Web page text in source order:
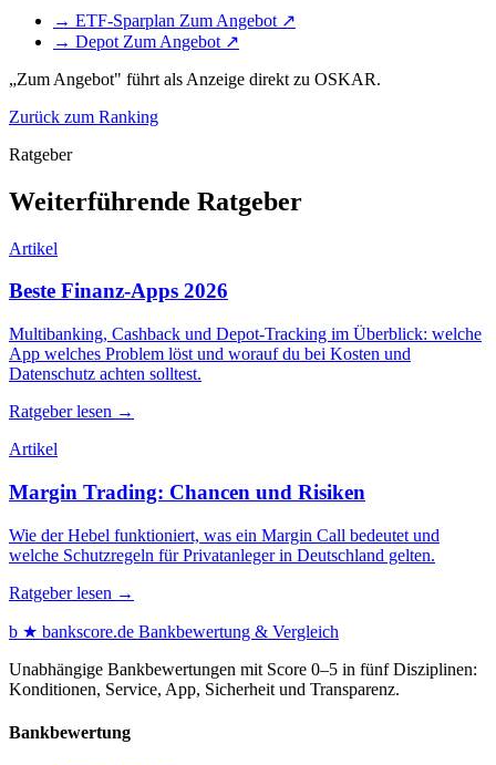
→ ETF-Sparplan Zum Angebot ↗
→ Depot Zum Angebot ↗
„Zum Angebot" führt als Anzeige direkt zu OSKAR.
Zurück zum Ranking
Ratgeber
Weiterführende Ratgeber
Artikel
Beste Finanz-Apps 2026
Multibanking, Cashback und Depot-Tracking im Überblick: welche
App welches Problem löst und worauf du bei Kosten und
Datenschutz achten solltest.
Ratgeber lesen →
Artikel
Margin Trading: Chancen und Risiken
Wie der Hebel funktioniert, was ein Margin Call bedeutet und
welche Schutzregeln für Privatanleger in Deutschland gelten.
Ratgeber lesen →
b ★ bankscore.de Bankbewertung & Vergleich
Unabhängige Bankbewertungen mit Score 0–5 in fünf Disziplinen:
Konditionen, Service, App, Sicherheit und Transparenz.
Bankbewertung